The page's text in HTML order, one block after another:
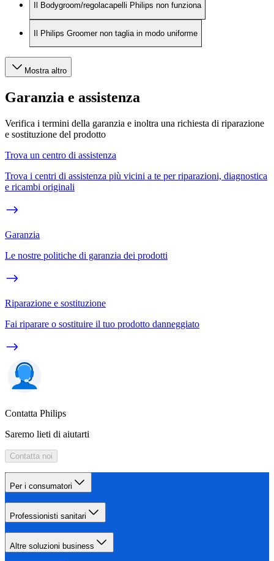
Il Bodygroom/regolacapelli Philips non funziona
Il Philips Groomer non taglia in modo uniforme
Mostra altro
Garanzia e assistenza
Verifica i termini della garanzia e inoltra una richiesta di riparazione
e sostituzione del prodotto
Trova un centro di assistenza
Trova i centri di assistenza più vicini a te per riparazioni, diagnostica
e ricambi originali
Garanzia
Le nostre politiche di garanzia dei prodotti
Riparazione e sostituzione
Fai riparare o sostituire il tuo prodotto danneggiato
Contatta Philips
Saremo lieti di aiutarti
Contatta noi
Per i consumatori
Professionisti sanitari
Altre soluzioni business